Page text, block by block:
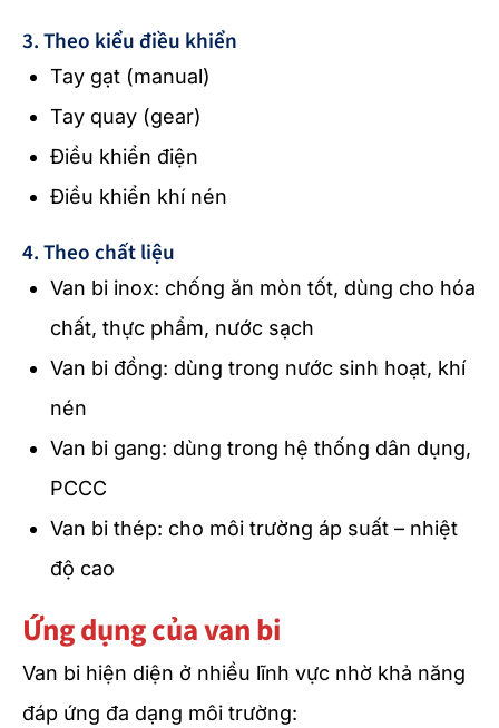
3. Theo kiểu điều khiển
Tay gạt (manual)
Tay quay (gear)
Điều khiển điện
Điều khiển khí nén
4. Theo chất liệu
Van bi inox: chống ăn mòn tốt, dùng cho hóa
chất, thực phẩm, nước sạch
Van bi đồng: dùng trong nước sinh hoạt, khí
nén
Van bi gang: dùng trong hệ thống dân dụng,
PCCC
Van bi thép: cho môi trường áp suất – nhiệt
độ cao
Ứng dụng của van bi
Van bi hiện diện ở nhiều lĩnh vực nhờ khả năng
đáp ứng đa dạng môi trường: